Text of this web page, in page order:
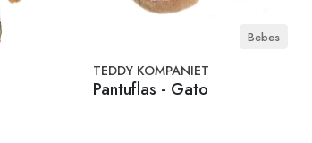
Bebes
TEDDY KOMPANIET
Pantuflas - Gato